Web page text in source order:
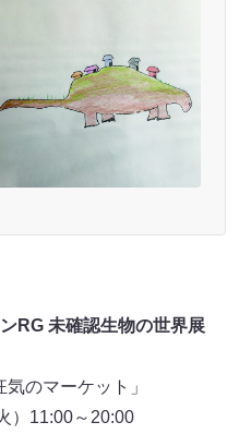
RG 未確認生物の世界展
のマーケット」
）11:00～20:00